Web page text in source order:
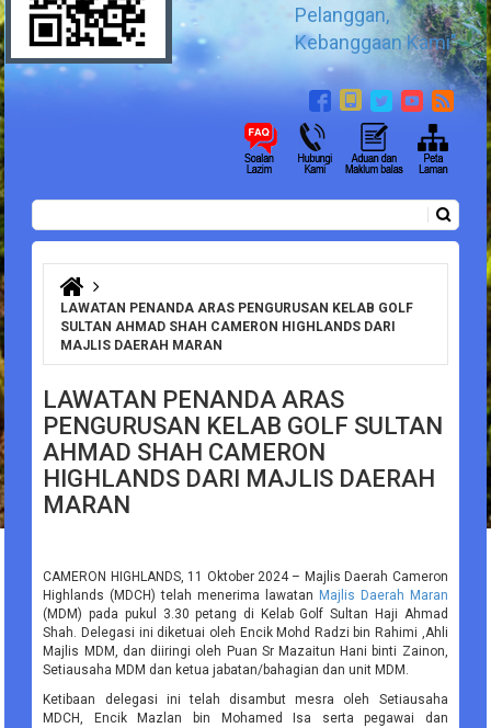
Pelanggan,
Kebanggaan Kami"
Borang carian
Anda di sini
LAWATAN PENANDA ARAS PENGURUSAN KELAB GOLF
SULTAN AHMAD SHAH CAMERON HIGHLANDS DARI
MAJLIS DAERAH MARAN
LAWATAN PENANDA ARAS
PENGURUSAN KELAB GOLF SULTAN
AHMAD SHAH CAMERON
HIGHLANDS DARI MAJLIS DAERAH
MARAN
CAMERON HIGHLANDS, 11 Oktober 2024 – Majlis Daerah Cameron
Highlands (MDCH) telah menerima lawatan Majlis Daerah Maran
(MDM) pada pukul 3.30 petang di Kelab Golf Sultan Haji Ahmad
Shah. Delegasi ini diketuai oleh Encik Mohd Radzi bin Rahimi ,Ahli
Majlis MDM, dan diiringi oleh Puan Sr Mazaitun Hani binti Zainon,
Setiausaha MDM dan ketua jabatan/bahagian dan unit MDM.
Ketibaan delegasi ini telah disambut mesra oleh Setiausaha
MDCH, Encik Mazlan bin Mohamed Isa serta pegawai dan